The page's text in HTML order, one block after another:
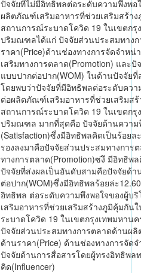
ปัจจัยที่ไม่มีอิทธิพลต่อระดับความพึงพอ
ผลิตภัณฑ์เสริมอาหารที่ช่วยเสริมสร้า
สถานการณ์ระบาดโควิด 19 ในเขตกรุ
ปริมณฑลได้แก่ ปัจจัยส่วนประสมทาง
ราคา(Price)ด้านช่องทางการจัดจำหน่
เสริมทางการตลาด(Promotion) และ
แบบปากต่อปาก(WOM) ในด้านปัจจัย
โดยพบว่าปัจจัยที่มีอิทธิพลต่อระดับคว
ต่อผลิตภัณฑ์เสริมอาหารที่ช่วยเสริมส
สถานการณ์ระบาดโควิด 19 ในเขตกรุ
ปริมณฑล มากที่สุดคือ ปัจจัยด้านความ
(Satisfaction)ซึ่งมีอิทธิพลคิดเป็นร้อยล
รองลงมาคือปัจจัยส่วนประสมทางการ
ทางการตลาด(Promotion)ซ่งึ มีอิทธิพ
ปัจจัยที่ส่งผลเป็นอันดับสามคือปัจจัยด้
ต่อปาก(WOM)ซึ่งมีอิทธิพลร้อยล่ะ
อิทธิพล ต่อระดับความพึงพอใจของผู้
เสริมอาหารที่ช่วยเสริมสร้างภูมิคุ้มกัน
ระบาดโควิด 19 ในเขตกรุงเทพมหา
ปัจจัยส่วนประสมทางการตลาดด้านผ
ด้านราคา(Price) ด้านช่องทางการจัด
ปัจจัยด้านการสื่อสารโดยผู้ทรงอิทธิพล
คิด(Influencer)